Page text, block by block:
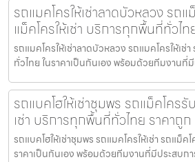
รถแมคโครให้เช่าลาดบัวหลวง รถ
แม็คโครให้เช่า บริการทุกพื้นที่ทั่วไ
รถแมคโครให้เช่าลาดบัวหลวง รถแมคโครให้เช่
ทั่วไทย ในราคาเป็นกันเอง พร้อมด้วยทีมงานที่
รถแบคโฮให้เช่าชุมพร รถแม็คโครรั
เช่า บริการทุกพื้นที่ทั่วไทย ราคาถูก
รถแบคโฮให้เช่าชุมพร รถแมคโครให้เช่า รถแม็ค
ราคาเป็นกันเอง พร้อมด้วยทีมงานที่มีประสบก